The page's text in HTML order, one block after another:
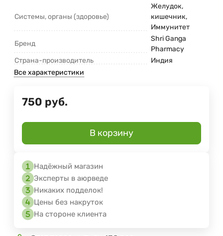
Системы, органы (здоровье)
Желудок,
кишечник,
Иммунитет
Бренд
Shri Ganga
Pharmacy
Страна-производитель
Индия
Все характеристики
750 руб.
В корзину
Надёжный магазин
Эксперты в аюрведе
Никаких подделок!
Цены без накруток
На стороне клиента